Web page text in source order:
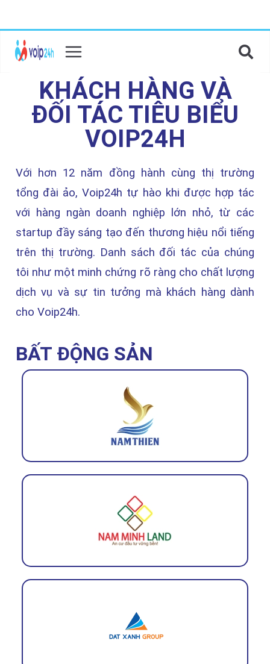
KHÁCH HÀNG VÀ
ĐỐI TÁC TIÊU BIỂU
VOIP24H
Với hơn 12 năm đồng hành cùng thị trường
tổng đài ảo, Voip24h tự hào khi được hợp tác
với hàng ngàn doanh nghiệp lớn nhỏ, từ các
startup đầy sáng tạo đến thương hiệu nổi tiếng
trên thị trường. Danh sách đối tác của chúng
tôi như một minh chứng rõ ràng cho chất lượng
dịch vụ và sự tin tưởng mà khách hàng dành
cho Voip24h.
BẤT ĐỘNG SẢN